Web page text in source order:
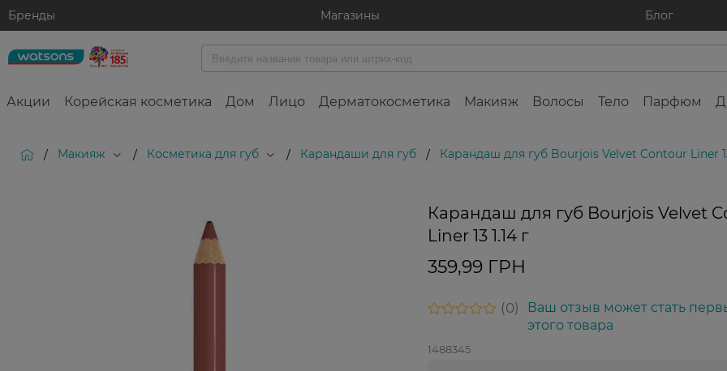
Бренды Магазины Блог
Акции Корейская косметика Дом Лицо Дерматокосметика Макияж Волосы Тело Парфюм
/ Макияж / Косметика для губ / Карандаши для губ / Карандаш для губ Bourjois Velvet Contour Liner
Карандаш для губ Bourjois Velvet
Liner 13 1.14 г
359,99 ГРН
0
Ваш отзыв может стать
этого товара
1488345